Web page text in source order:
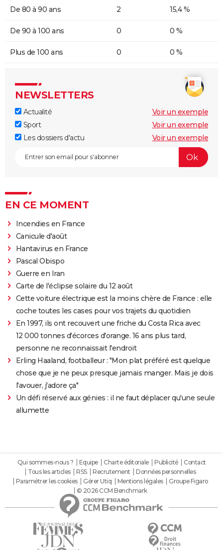
De 80 à 90 ans 2 15,4 %
De 90 à 100 ans 0 0 %
Plus de 100 ans 0 0 %
NEWSLETTERS
Actualité
Voir un exemple
Sport
Voir un exemple
Les dossiers d'actu
Voir un exemple
EN CE MOMENT
Incendies en France
Canicule d'août
Hantavirus en France
Pascal Obispo
Guerre en Iran
Carte de l'éclipse solaire du 12 août
Cette voiture électrique est la moins chère de France : elle
coche toutes les cases pour vos trajets du quotidien
En 1997, ils ont recouvert une friche du Costa Rica avec
12 000 tonnes d'écorces d'orange. 16 ans plus tard,
personne ne reconnaissait l'endroit
Erling Haaland, footballeur : "Mon plat préféré est quelque
chose que je ne peux presque jamais manger. Mais je dois
l'avouer, j'adore ça"
Un défi réservé aux génies : il ne faut déplacer qu'une seule
allumette
Qui sommes-nous ? Equipe Charte éditoriale Publicité
Contact
Tous les articles
RSS Recrutement
Données personnelles
Paramétrer les cookies
Gérer Utiq Mentions légales
Groupe Figaro
© 2026 CCM Benchmark